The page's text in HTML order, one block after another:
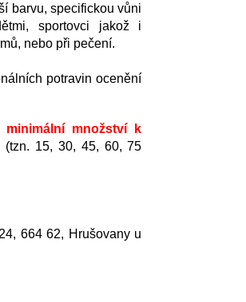
barvu, specifickou vůni
sportovci jakož i
nebo při pečení.
potravin ocenění
množství k
(tzn. 15, 30, 45, 60, 75
664 62, Hrušovany u